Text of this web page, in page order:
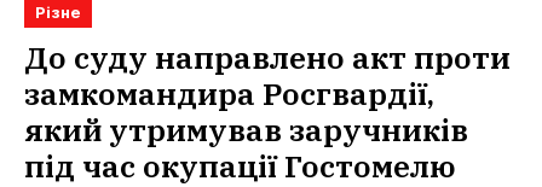
Різне
До суду направлено акт проти
замкомандира Росгвардії,
який утримував заручників
під час окупації Гостомелю